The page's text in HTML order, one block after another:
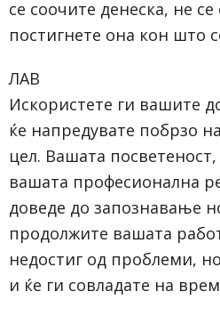
се соочите денеска, не се
постигнете она кон што
ЛАВ
Искористете ги вашите
ќе напредувате побрзо
цел. Вашата
вашата професионална
доведе до запознавање
продолжите вашата
недостиг од проблеми,
и ќе ги совладате на